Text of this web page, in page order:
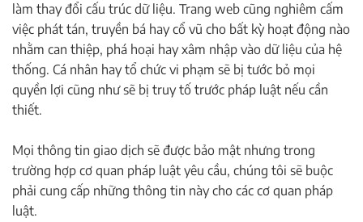
làm thay đổi cấu trúc dữ liệu. Trang web cũng nghiêm cấm
việc phát tán, truyền bá hay cổ vũ cho bất kỳ hoạt động nào
nhằm can thiệp, phá hoại hay xâm nhập vào dữ liệu của hệ
thống. Cá nhân hay tổ chức vi phạm sẽ bị tước bỏ mọi
quyền lợi cũng như sẽ bị truy tố trước pháp luật nếu cần
thiết.
Mọi thông tin giao dịch sẽ được bảo mật nhưng trong
trường hợp cơ quan pháp luật yêu cầu, chúng tôi sẽ buộc
phải cung cấp những thông tin này cho các cơ quan pháp
luật.